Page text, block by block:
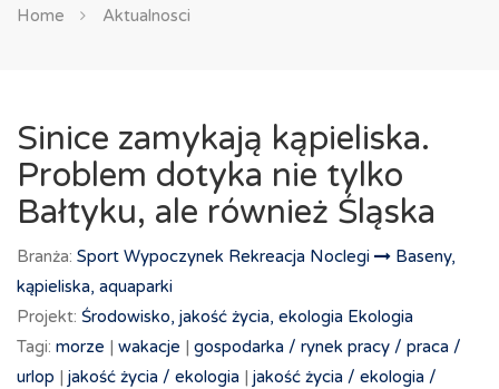
Home Aktualnosci
Sinice zamykają kąpieliska.
Problem dotyka nie tylko
Bałtyku, ale również Śląska
Branża: Sport Wypoczynek Rekreacja Noclegi
Baseny,
kąpieliska, aquaparki
Projekt: Środowisko, jakość życia, ekologia Ekologia
Tagi: morze | wakacje | gospodarka / rynek pracy / praca /
urlop | jakość życia / ekologia | jakość życia / ekologia /